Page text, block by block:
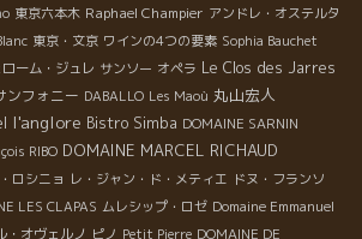
東京六本木 Raphael Champier アンドレ・オステルタ
東京・文京 ワインの4つの要素 Sophia Bauchet
ーム・ジュレ サンソー オペラ Le Clos des Jarres
ンフォニー DABALLO Les Maoù 丸山宏人
l'anglore Bistro Simba DOMAINE SARNIN
RIBO DOMAINE MARCEL RICHAUD
ロシニョ レ・ジャン・ド・メティエ ドヌ・フランソ
LES CLAPAS ムレシップ・ロゼ Domaine Emmanuel
・オヴェルノ ピノ Petit Pierre DOMAINE DE